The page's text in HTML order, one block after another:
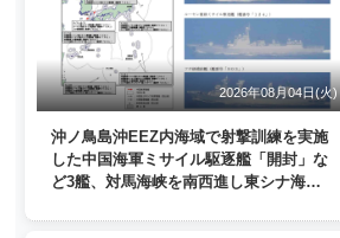
2026年08月04日(火)
沖ノ鳥島沖EEZ内海域で射撃訓練を実施
した中国海軍ミサイル駆逐艦「開封」な
ど3艦、対馬海峡を南西進し東シナ海